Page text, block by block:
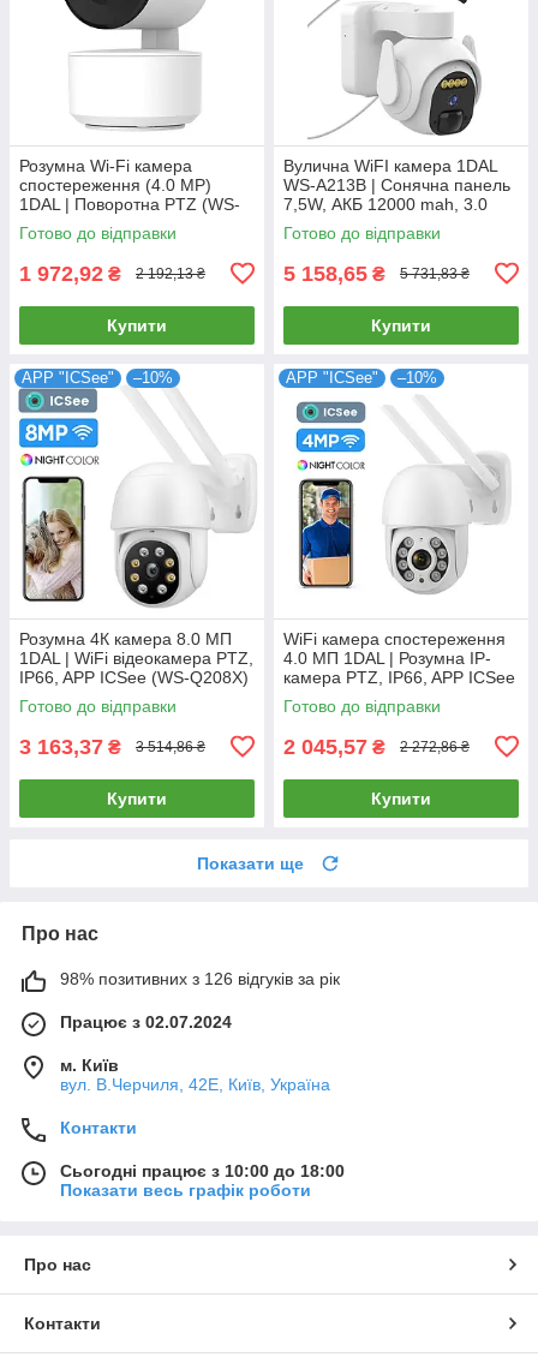
Розумна Wi-Fi камера
спостереження (4.0 MP)
1DAL | Поворотна PTZ (WS-
Q504B) APP "Tuya"
Готово до відправки
1 972,92 ₴ 2 192,13 ₴
Купити
Вулична WiFI камера 1DAL
WS-A213B | Сонячна панель
7,5W, АКБ 12000 mah, 3.0
MP, IP66
Готово до відправки
5 158,65 ₴ 5 731,83 ₴
Купити
APP "ICSee" –10%
Розумна 4К камера 8.0 МП
1DAL | WiFi відеокамера PTZ,
IP66, APP ICSee (WS-Q208X)
Готово до відправки
3 163,37 ₴ 3 514,86 ₴
Купити
APP "ICSee" –10%
WiFi камера спостереження
4.0 МП 1DAL | Розумна IP-
камера PTZ, IP66, APP ICSee
(WS-Q204B)
Готово до відправки
2 045,57 ₴ 2 272,86 ₴
Купити
Показати ще
Про нас
98% позитивних з 126 відгуків за рік
Працює з 02.07.2024
м. Київ
вул. В.Черчиля, 42Е, Київ, Україна
Контакти
Сьогодні працює з 10:00 до 18:00
Показати весь графік роботи
Про нас
Контакти